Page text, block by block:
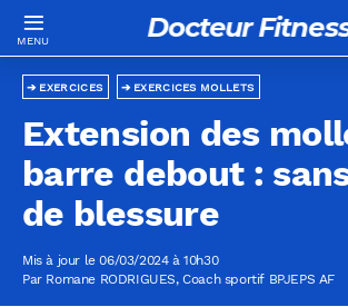
Docteur
EXERCICES MOLLETS
EXERCICES
Extension des
barre debout :
de blessure
Mis à jour le 06/03/2024 à 10h30
Par Romane RODRIGUES, Coach sportif BPJEPS AF